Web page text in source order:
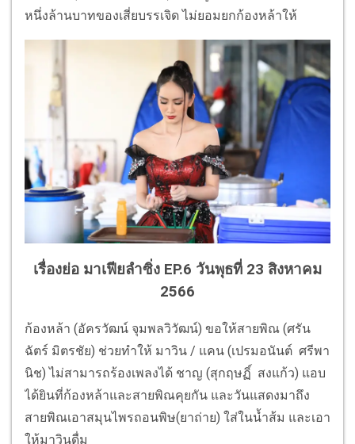
หนึ่งล้านบาทของเสี่ยบรรเจิด ไม่ยอมยกก้องหล้าให้
เรื่องย่อ มาเฟียลำซิ่ง EP.6 วันพุธที่ 23 สิงหาคม
2566
ก้องหล้า (อัครวัฒน์ จุมพลวิวัฒน์) ขอให้สายพิณ (ศรัน
ฉัตร์ มิตรชัย) ช่วยทำให้ มาวิน / แคน (เปรมอนันต์ ศรีพา
นิช) ไม่สามารถร้องเพลงได้ ชาญ (สุกฤษฏิ์ สงแก้ว) แอบ
ได้ยินที่ก้องหล้าและสายพิณคุยกัน และวันแสดงมาถึง
สายพิณเอาสมุนไพรถอนพิษ(ยาถ่าย) ใส่ในน้ำส้ม และเอา
ให้มาวินดื่ม